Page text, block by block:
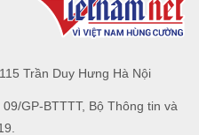
Trần Duy Hưng Hà Nội
GP-BTTTT, Bộ Thông tin và